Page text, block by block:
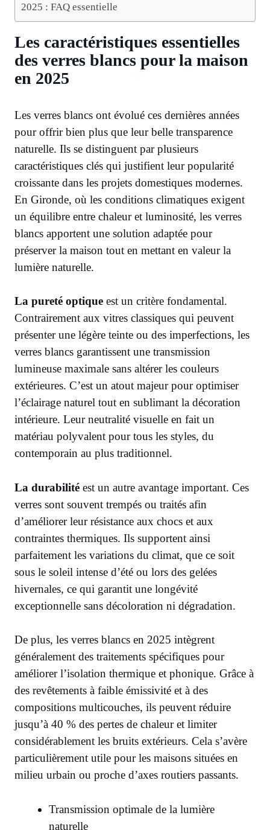
2025 : FAQ essentielle
Les caractéristiques essentielles
des verres blancs pour la maison
en 2025
Les verres blancs ont évolué ces dernières années
pour offrir bien plus que leur belle transparence
naturelle. Ils se distinguent par plusieurs
caractéristiques clés qui justifient leur popularité
croissante dans les projets domestiques modernes.
En Gironde, où les conditions climatiques exigent
un équilibre entre chaleur et luminosité, les verres
blancs apportent une solution adaptée pour
préserver la maison tout en mettant en valeur la
lumière naturelle.
La pureté optique est un critère fondamental.
Contrairement aux vitres classiques qui peuvent
présenter une légère teinte ou des imperfections, les
verres blancs garantissent une transmission
lumineuse maximale sans altérer les couleurs
extérieures. C’est un atout majeur pour optimiser
l’éclairage naturel tout en sublimant la décoration
intérieure. Leur neutralité visuelle en fait un
matériau polyvalent pour tous les styles, du
contemporain au plus traditionnel.
La durabilité est un autre avantage important. Ces
verres sont souvent trempés ou traités afin
d’améliorer leur résistance aux chocs et aux
contraintes thermiques. Ils supportent ainsi
parfaitement les variations du climat, que ce soit
sous le soleil intense d’été ou lors des gelées
hivernales, ce qui garantit une longévité
exceptionnelle sans décoloration ni dégradation.
De plus, les verres blancs en 2025 intègrent
généralement des traitements spécifiques pour
améliorer l’isolation thermique et phonique. Grâce à
des revêtements à faible émissivité et à des
compositions multicouches, ils peuvent réduire
jusqu’à 40 % des pertes de chaleur et limiter
considérablement les bruits extérieurs. Cela s’avère
particulièrement utile pour les maisons situées en
milieu urbain ou proche d’axes routiers passants.
Transmission optimale de la lumière
naturelle